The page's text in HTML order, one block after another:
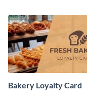
Bakery Loyalty Card